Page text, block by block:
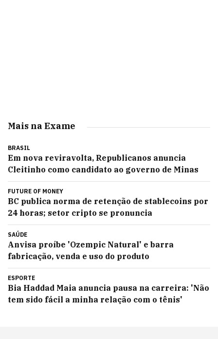
Mais na Exame
BRASIL
Em nova reviravolta, Republicanos anuncia
Cleitinho como candidato ao governo de Minas
FUTURE OF MONEY
BC publica norma de retenção de stablecoins por
24 horas; setor cripto se pronuncia
SAÚDE
Anvisa proíbe 'Ozempic Natural' e barra
fabricação, venda e uso do produto
ESPORTE
Bia Haddad Maia anuncia pausa na carreira: 'Não
tem sido fácil a minha relação com o tênis'